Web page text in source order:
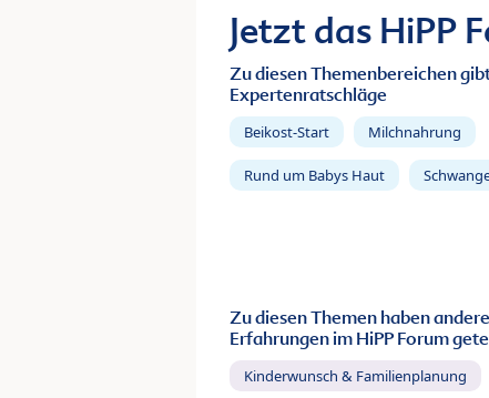
Jetzt das HiPP
Zu diesen Themenbereichen
Expertenratschläge
Beikost-Start Milchnahrung
Rund um Babys Haut
Zu diesen Themen haben
Erfahrungen im HiPP Forum
Kinderwunsch & Familienplanung